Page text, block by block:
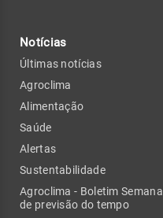
Notícias
Últimas notícias
Agroclima
Alimentação
Saúde
Alertas
Sustentabilidade
Agroclima - Boletim Semanal
de previsão do tempo